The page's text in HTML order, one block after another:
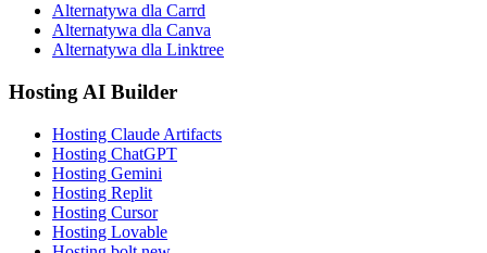
Alternatywa dla Carrd
Alternatywa dla Canva
Alternatywa dla Linktree
Hosting AI Builder
Hosting Claude Artifacts
Hosting ChatGPT
Hosting Gemini
Hosting Replit
Hosting Cursor
Hosting Lovable